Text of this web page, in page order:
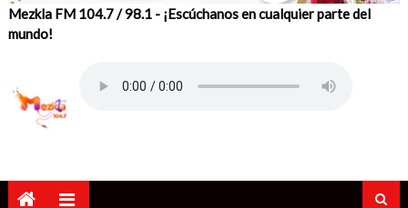
Mezkla FM 104.7 / 98.1 - ¡Escúchanos en cualquier parte del
mundo!